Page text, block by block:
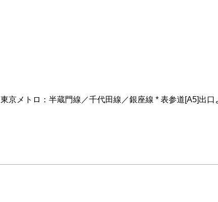
東京メトロ：半蔵門線／千代田線／銀座線 * 表参道[A5]出口